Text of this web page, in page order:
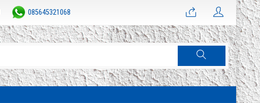
085645321068